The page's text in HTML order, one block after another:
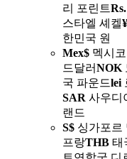
리 포린트Rs.
스타엘 셰켈¥
한민국 원
Mex$ 멕시
드달러NOK
국 파운드lei
SAR 사우디
랜드
S$ 싱가포르
프랑THB 태